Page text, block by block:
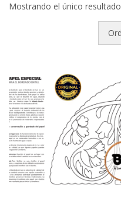
Mostrando el único resultado